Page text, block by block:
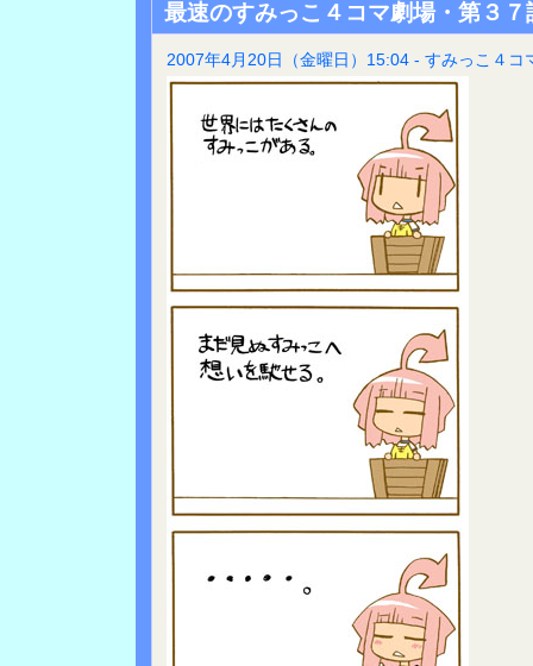
最速のすみっこ４コマ劇場・第３
2007年4月20日（金曜日）15:04 - すみっこ４コ